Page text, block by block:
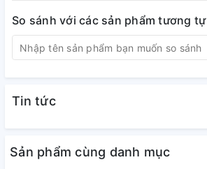
So sánh với các sản phẩm tương tự
Tin tức
Sản phẩm cùng danh mục